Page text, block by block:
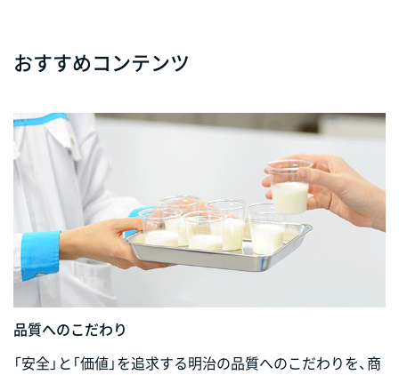
おすすめコンテンツ
品質へのこだわり
「安全」と「価値」を追求する明治の品質へのこだわりを、商